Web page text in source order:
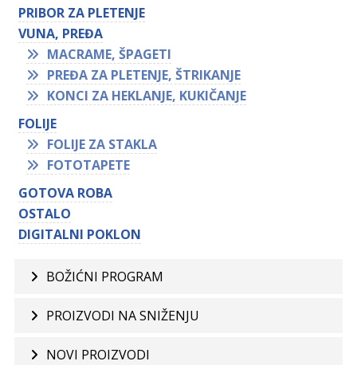
PRIBOR ZA PLETENJE
VUNA, PREĐA
MACRAME, ŠPAGETI
PREĐA ZA PLETENJE, ŠTRIKANJE
KONCI ZA HEKLANJE, KUKIČANJE
FOLIJE
FOLIJE ZA STAKLA
FOTOTAPETE
GOTOVA ROBA
OSTALO
DIGITALNI POKLON
BOŽIĆNI PROGRAM
PROIZVODI NA SNIŽENJU
NOVI PROIZVODI